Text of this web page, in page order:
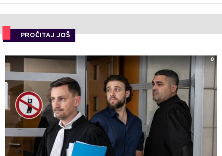
PROČITAJ JOŠ
0